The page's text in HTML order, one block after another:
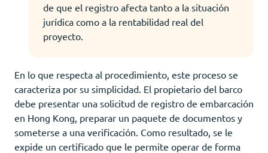
de que el registro afecta tanto a la situación
jurídica como a la rentabilidad real del
proyecto.
En lo que respecta al procedimiento, este proceso se
caracteriza por su simplicidad. El propietario del barco
debe presentar una solicitud de registro de embarcación
en Hong Kong, preparar un paquete de documentos y
someterse a una verificación. Como resultado, se le
expide un certificado que le permite operar de forma